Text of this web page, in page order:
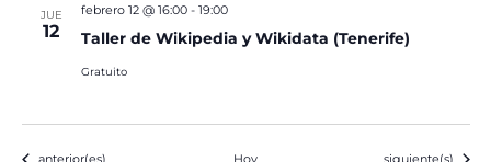
JUE
12 Taller de Wikipedia y Wikidata (Tenerife)
febrero 12 @ 16:00- 19:00
Gratuito
Eventos
anterior(es) Hoy Eventos
siguiente(s)